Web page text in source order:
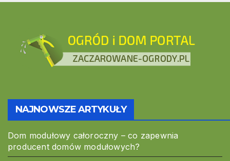
NAJNOWSZE ARTYKUŁY
Dom modułowy całoroczny – co zapewnia
producent domów modułowych?